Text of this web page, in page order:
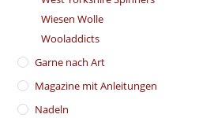
Wiesen Wolle
Wooladdicts
Garne nach Art
Magazine mit Anleitungen
Nadeln